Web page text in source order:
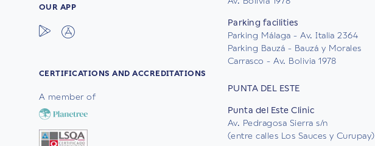
OUR APP
CERTIFICATIONS AND ACCREDITATIONS
A member of
Parking facilities
Parking Málaga - Av. Italia 2364
Parking Bauzá - Bauzá y Morales
Carrasco - Av. Bolivia 1978
PUNTA DEL ESTE
Punta del Este Clinic
Av. Pedragosa Sierra s/n
(entre calles Los Sauces y Curupay)